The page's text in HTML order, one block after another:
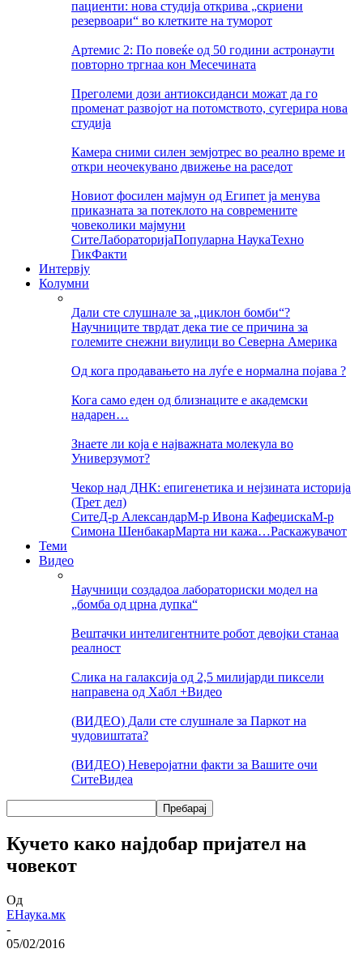
пациенти: нова студија открива „скриени
резервоари“ во клетките на туморот
Артемис 2: По повеќе од 50 години астронаути
повторно тргнаа кон Месечината
Преголеми дози антиоксиданси можат да го
променат развојот на потомството, сугерира нова
студија
Камера сними силен земјотрес во реално време и
откри неочекувано движење на раседот
Новиот фосилен мајмун од Египет ја менува
приказната за потеклото на современите
човеколики мајмуни
СитеЛабораторијаПопуларна НаукаТехно
ГикФакти
Интервју
Колумни
Дали сте слушнале за „циклон бомби“?
Научниците тврдат дека тие се причина за
големите снежни виулици во Северна Америка
Од кога продавањето на луѓе е нормална појава ?
Кога само еден од близнаците е академски
надарен…
Знаете ли која е најважната молекула во
Универзумот?
Чекор над ДНК: епигенетика и нејзината историја
(Трет дел)
СитеД-р АлександарМ-р Ивона КафеџискаМ-р
Симона ШенбакарМарта ни кажа…Раскажувачот
Теми
Видео
Научници создадоа лабораториски модел на
„бомба од црна дупка“
Вештачки интелигентните робот девојки станаа
реалност
Слика на галаксија од 2,5 милијарди пиксели
направена од Хабл +Видео
(ВИДЕО) Дали сте слушнале за Паркот на
чудовиштата?
(ВИДЕО) Неверојатни факти за Вашите очи
СитеВидеа
Кучето како најдобар пријател на
човекот
Од
ЕНаука.мк
-
05/02/2016